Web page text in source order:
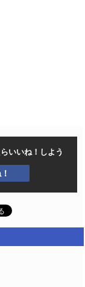
いいね！しよう